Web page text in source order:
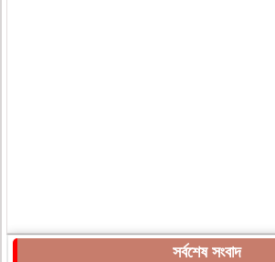
সর্বশেষ সংবাদ